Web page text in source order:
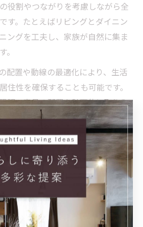
役割やつながりを考慮しながら全
す。たとえばリビングとダイニン
ングを工夫し、家族が自然に集ま
。
配置や動線の最適化により、生活
住性を確保することも可能です。
明、家具の配置を計画的に取り入
にリズムやメリハリが生まれま
ためには、全体像を把握しながら
が不可欠です。プロの視点と家族
ランニングを進めることで、満足
実現できるでしょう。